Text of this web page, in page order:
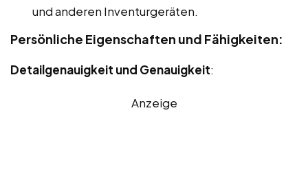
und anderen Inventurgeräten.
Persönliche Eigenschaften und Fähigkeiten:
Detailgenauigkeit und Genauigkeit:
Anzeige